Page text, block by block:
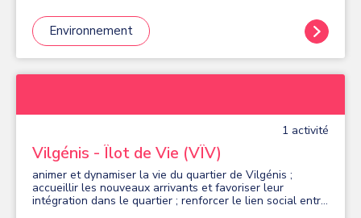
Environnement
1 activité
Vilgénis - Îlot de Vie (VÎV)
animer et dynamiser la vie du quartier de Vilgénis ;
accueillir les nouveaux arrivants et favoriser leur
intégration dans le quartier ; renforcer le lien social entre